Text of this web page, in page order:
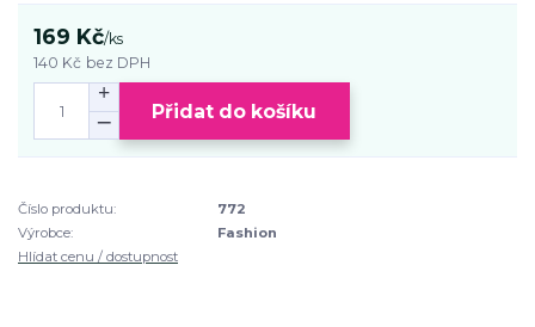
169 Kč/ks
140 Kč bez DPH
Přidat do košíku
Číslo produktu:
772
Výrobce:
Fashion
Hlídat cenu / dostupnost